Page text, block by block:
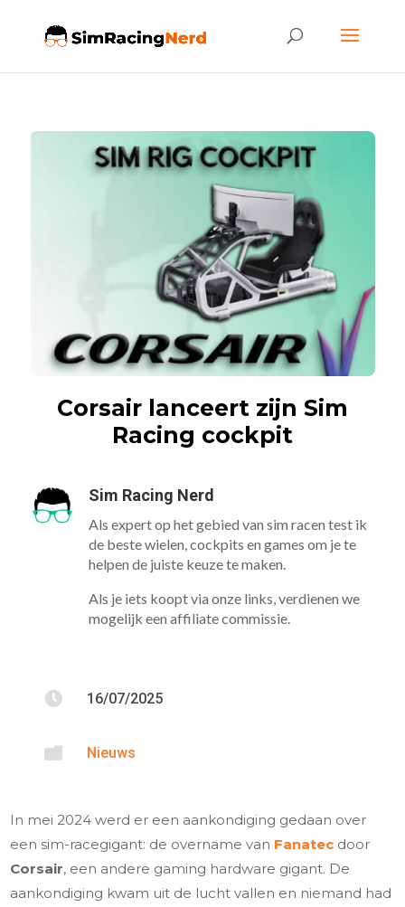
Corsair lanceert zijn Sim
Racing cockpit
Sim Racing Nerd
Als expert op het gebied van sim racen test ik
de beste wielen, cockpits en games om je te
helpen de juiste keuze te maken.
Als je iets koopt via onze links, verdienen we
mogelijk een affiliate commissie.
 16/07/2025
 Nieuws
In mei 2024 werd er een aankondiging gedaan over
een sim-racegigant: de overname van Fanatec door
Corsair, een andere gaming hardware gigant. De
aankondiging kwam uit de lucht vallen en niemand had